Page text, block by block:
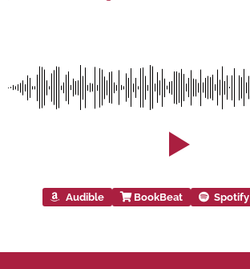
Audible BookBeat Spotify